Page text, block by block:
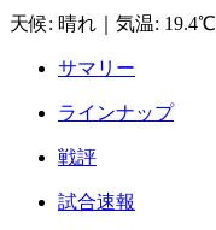
天候: 晴れ 気温: 19.4℃
サマリー
ラインナップ
戦評
試合速報